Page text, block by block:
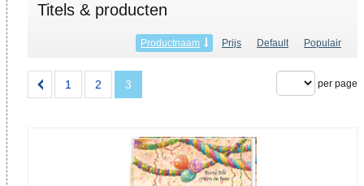
Titels & producten
Productnaam Prijs Default Populair
1 2 3 per page